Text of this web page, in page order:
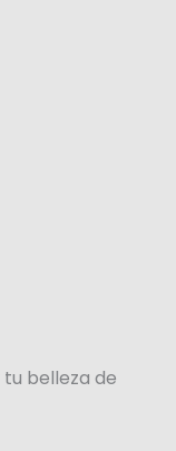
belleza de